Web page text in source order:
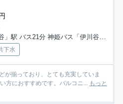
21分 神姫バス「伊川谷小学校前」 停歩7分
下水
が揃っており、とても充実していま
方におすすめです。バルコニ...
もっと